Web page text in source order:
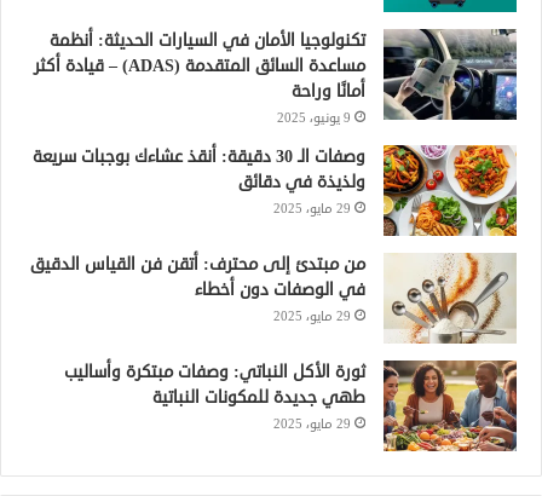
تكنولوجيا الأمان في السيارات الحديثة: أنظمة
مساعدة السائق المتقدمة (ADAS) – قيادة أكثر
أمانًا وراحة
9 يونيو، 2025
وصفات الـ 30 دقيقة: أنقذ عشاءك بوجبات سريعة
ولذيذة في دقائق
29 مايو، 2025
من مبتدئ إلى محترف: أتقن فن القياس الدقيق
في الوصفات دون أخطاء
29 مايو، 2025
ثورة الأكل النباتي: وصفات مبتكرة وأساليب
طهي جديدة للمكونات النباتية
29 مايو، 2025